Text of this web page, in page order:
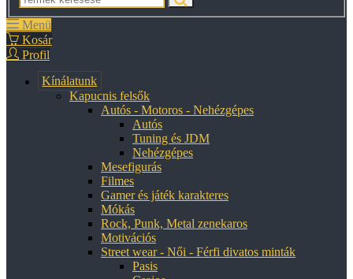
Menü
Kosár
Profil
Kínálatunk
Kapucnis felsők
Autós - Motoros - Nehézgépes
Autós
Tuning és JDM
Nehézgépes
Mesefigurás
Filmes
Gamer és játék karakteres
Mókás
Rock, Punk, Metal zenekaros
Motivációs
Street wear - Női - Férfi divatos minták
Pasis